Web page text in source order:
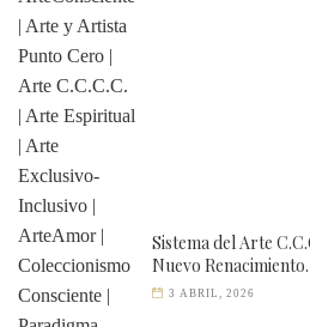
Sistema del Arte
Nuevo Renacimiento.
3 ABRIL, 2026